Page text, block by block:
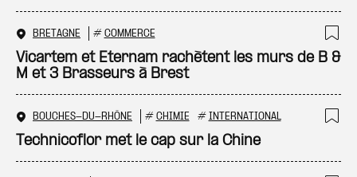
BRETAGNE # COMMERCE
Vicartem et Eternam rachètent les murs de B &
M et 3 Brasseurs à Brest
BOUCHES-DU-RHÔNE # CHIMIE # INTERNATIONAL
Technicoflor met le cap sur la Chine